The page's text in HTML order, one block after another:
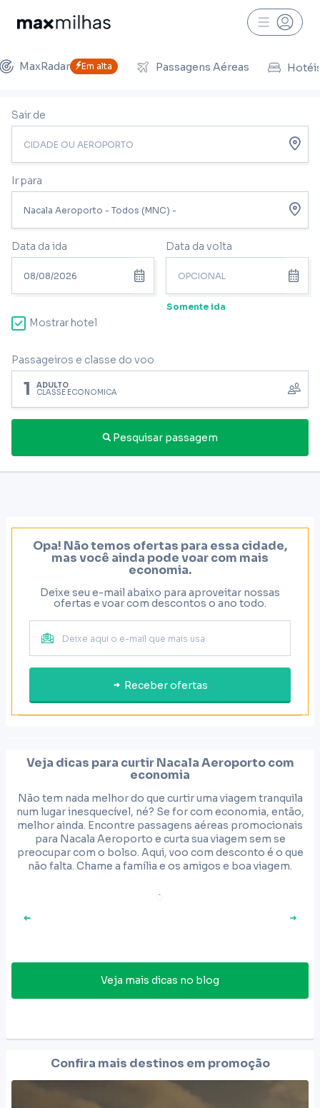
MaxRadar Em alta Passagens Aéreas
Sair de
Ir para
Data da ida Data da volta
Somente ida
Mostrar hotel
Passageiros e classe do voo
1 ADULTO
CLASSE ECONÔMICA
Pesquisar passagem
Opa! Não temos ofertas para essa cidade,
mas você ainda pode voar com mais
economia.
Deixe seu e-mail abaixo para aproveitar nossas
ofertas e voar com descontos o ano todo.
Receber ofertas
Veja dicas para curtirNacala Aeroportocom
economia
Não tem nada melhor do que curtir uma viagem tranquila
num lugar inesquecível, né? Se for com economia, então,
melhor ainda. Encontre passagens aéreas promocionais
para Nacala Aeroporto e curta sua viagem sem se
preocupar com o bolso. Aqui, voo com desconto é o que
não falta. Chame a família e os amigos e boa viagem.
Veja mais dicas no blog
Confira mais destinos em promoção